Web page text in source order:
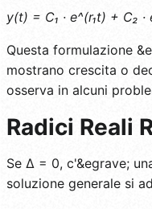
y(t) = C₁ · e^(r₁t) + C₂ ·
Questa formulazione
mostrano crescita o
osserva in alcuni
Radici Reali
Se Δ = 0, c'&egrave;
soluzione generale si